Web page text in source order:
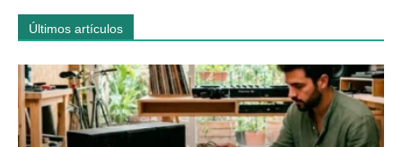
Últimos artículos